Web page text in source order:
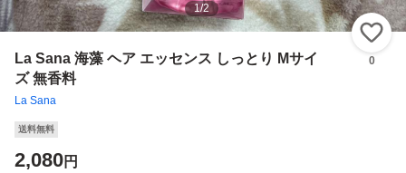
1/2
La Sana 海藻 ヘア エッセンス しっとり Mサイ
ズ 無香料
La Sana
0
送料無料
2,080円